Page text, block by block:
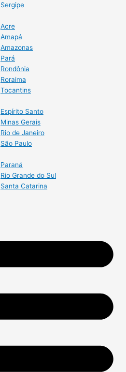
Sergipe
Acre
Amapá
Amazonas
Pará
Rondônia
Roraima
Tocantins
Espírito Santo
Minas Gerais
Rio de Janeiro
São Paulo
Paraná
Rio Grande do Sul
Santa Catarina